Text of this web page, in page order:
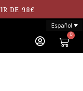
DE 98€
Español
0